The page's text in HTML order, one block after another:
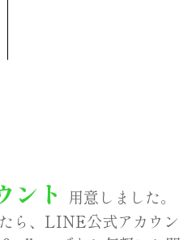
ント 用意しました。
ら、LINE公式アカウン